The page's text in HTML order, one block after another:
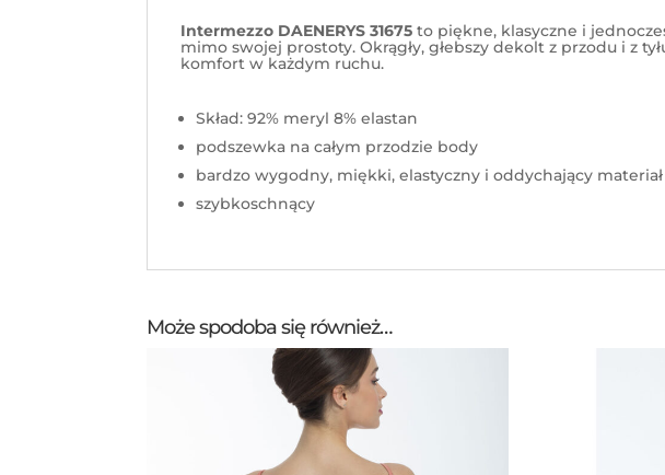
Intermezzo DAENERYS 31675to piękne, klasyczne i
mimo swojej prostoty. Okrągły, głebszy dekolt z przodu i z
komfort w każdym ruchu.
Skład: 92% meryl 8% elastan
podszewka na całym przodzie body
bardzo wygodny, miękki, elastyczny i oddychający materiał
szybkoschnący
Może spodoba się również…